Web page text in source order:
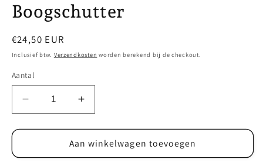
Boogschutter
Normale
prijs
€24,50 EUR
Inclusief btw. Verzendkosten worden berekend bij de checkout.
Aantal
Aantal
verlagen
voor
pakket
Aantal
verhogen
voor
DIY
pakket
Aan winkelwagen toevoegen